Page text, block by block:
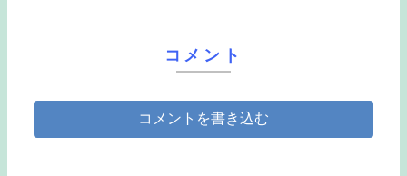
コメント
コメントを書き込む